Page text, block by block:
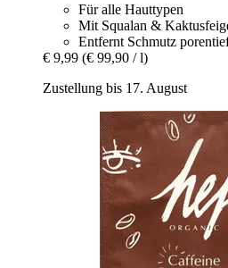
Für alle Hauttypen
Mit Squalan &
Entfernt Schmutz
€ 9,99 (€ 99,90 / l)
Zustellung bis 17. August